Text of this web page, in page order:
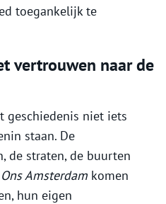
toegankelijk te
vertrouwen naar de
geschiedenis niet iets
staan. De
de straten, de buurten
Ons Amsterdam komen
hun eigen